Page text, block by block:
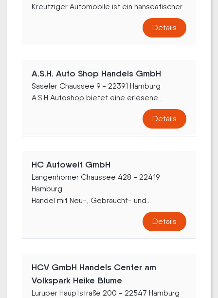
Kreutziger Automobile ist ein hanseatischer...
Details
A.S.H. Auto Shop Handels GmbH
Saseler Chaussee 9 - 22391 Hamburg
A.S.H Autoshop bietet eine erlesene...
Details
HC Autowelt GmbH
Langenhorner Chaussee 428 - 22419
Hamburg
Handel mit Neu-, Gebraucht- und...
Details
HCV GmbH Handels Center am
Volkspark Heike Blume
Luruper Hauptstraße 200 - 22547 Hamburg